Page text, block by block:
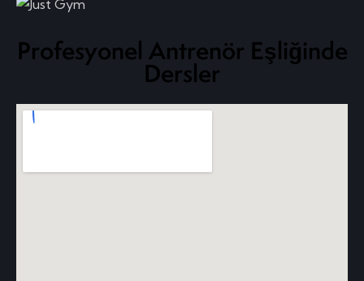
Profesyonel Antrenör Eşliğinde
Dersler